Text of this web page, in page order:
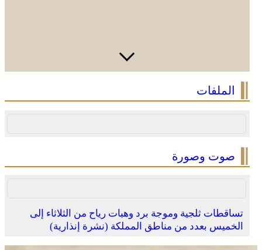
الملفات
صوت وصورة
تساقطات ثلجية وموجة برد وهبات رياح من الثلاثاء إلى
الخميس بعدد من مناطق المملكة (نشرة إنذارية)